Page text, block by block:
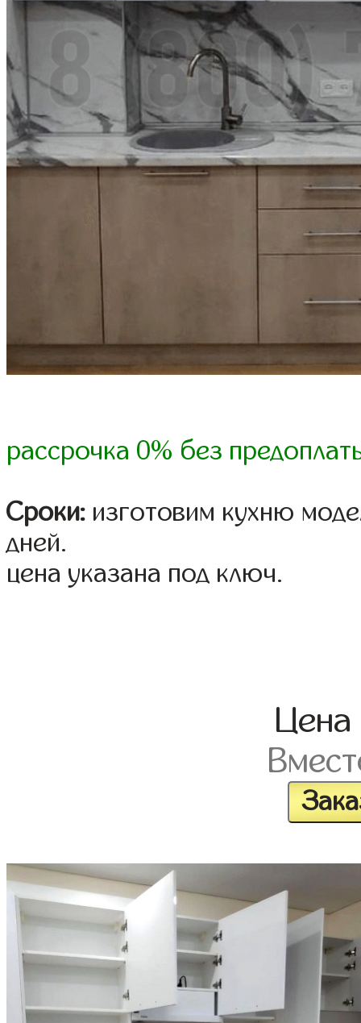
рассрочка 0% без
Сроки: изготовим кухню
дней.
цена указана под ключ.
Цена